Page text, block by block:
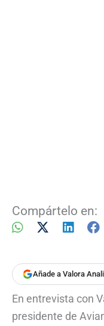
Compártelo en:
Añade a Valora
En entrevista con
presidente de